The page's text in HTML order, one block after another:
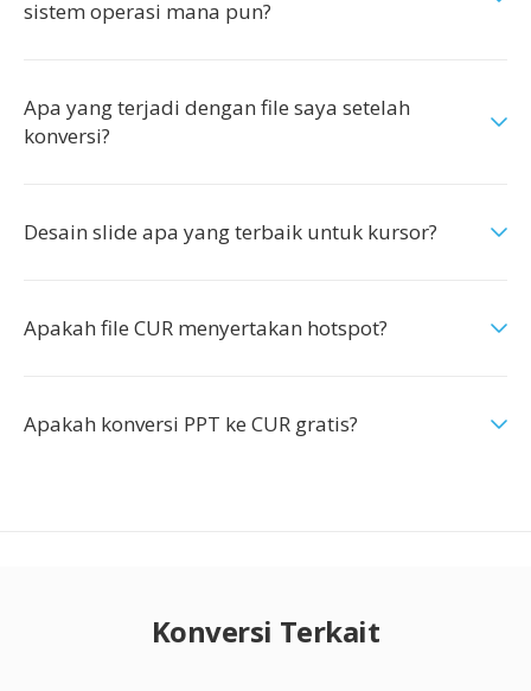
sistem operasi mana pun?
Apa yang terjadi dengan file saya setelah
konversi?
Desain slide apa yang terbaik untuk kursor?
Apakah file CUR menyertakan hotspot?
Apakah konversi PPT ke CUR gratis?
Konversi Terkait